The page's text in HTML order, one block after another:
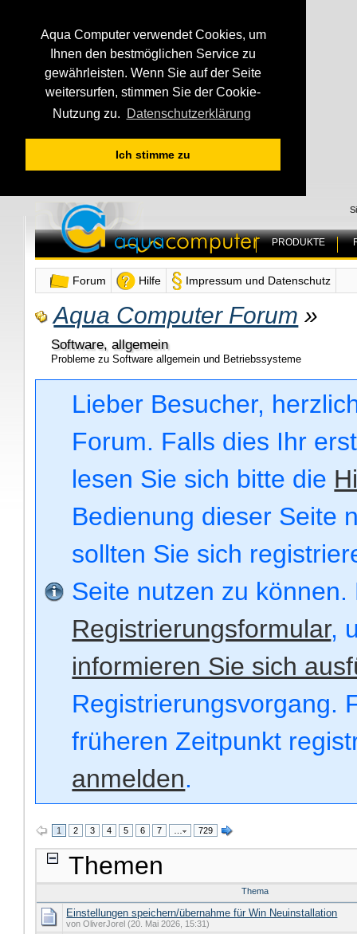
Aqua Computer verwendet Cookies, um
Ihnen den bestmöglichen Service zu
gewährleisten. Wenn Sie auf der Seite
weitersurfen, stimmen Sie der Cookie-
Nutzung zu.
Datenschutzerklärung
Ich stimme zu
PRODUKTE
Forum Hilfe Impressum und Datenschutz
Aqua Computer Forum »
Software, allgemein
Probleme zu Software allgemein und Betriebssysteme
Lieber Besucher,
Forum. Falls dies Ihr
lesen Sie sich bitte die
Bedienung dieser Seite
sollten Sie sich
Seite nutzen zu
Registrierungsformular,
informieren Sie sich
Registrierungsvorgang.
früheren Zeitpunkt
anmelden.
1 2 3 4 5 6 7 … 729
Themen
Thema
Einstellungen speichern/übernahme für Win Neuinstallation
von OliverJorel (20. Mai 2026, 15:31)